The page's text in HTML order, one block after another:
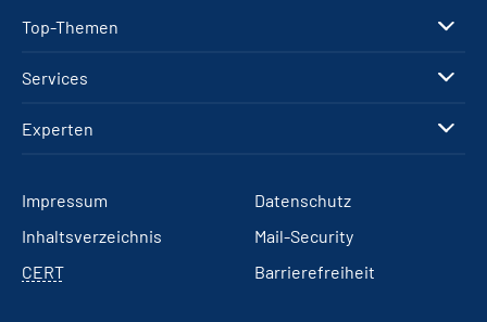
Top-Themen
Services
Experten
Impressum
Datenschutz
Inhaltsverzeichnis
Mail-Security
CERT
Barrierefreiheit